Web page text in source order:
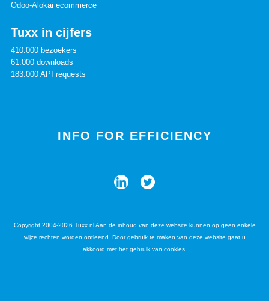
Odoo-Alokai ecommerce
Tuxx in cijfers
410.000 bezoekers
61.000 downloads
183.000 API requests
INFO FOR EFFICIENCY
Copyright 2004-2026 Tuxx.nl Aan de inhoud van deze website kunnen op geen enkele
wijze rechten worden ontleend. Door gebruik te maken van deze website gaat u
akkoord met het gebruik van cookies.